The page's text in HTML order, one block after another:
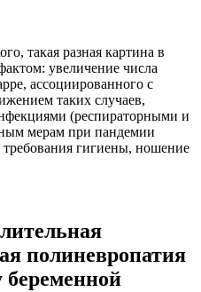
такая разная картина в
увеличение числа
ассоциированного с
таких случаев,
(респираторными и
мерам при пандемии
гигиены, ношение
полиневропатия